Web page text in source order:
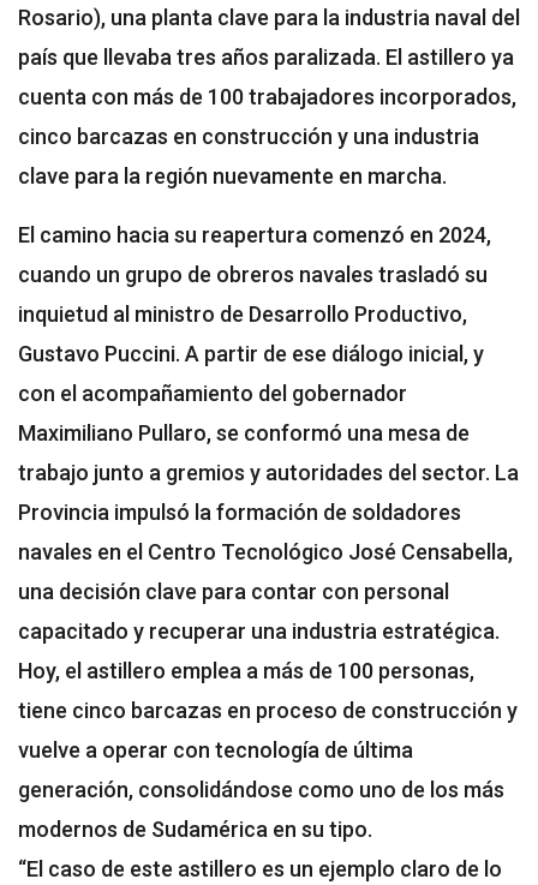
Rosario), una planta clave para la industria naval del
país que llevaba tres años paralizada. El astillero ya
cuenta con más de 100 trabajadores incorporados,
cinco barcazas en construcción y una industria
clave para la región nuevamente en marcha.
El camino hacia su reapertura comenzó en 2024,
cuando un grupo de obreros navales trasladó su
inquietud al ministro de Desarrollo Productivo,
Gustavo Puccini. A partir de ese diálogo inicial, y
con el acompañamiento del gobernador
Maximiliano Pullaro, se conformó una mesa de
trabajo junto a gremios y autoridades del sector. La
Provincia impulsó la formación de soldadores
navales en el Centro Tecnológico José Censabella,
una decisión clave para contar con personal
capacitado y recuperar una industria estratégica.
Hoy, el astillero emplea a más de 100 personas,
tiene cinco barcazas en proceso de construcción y
vuelve a operar con tecnología de última
generación, consolidándose como uno de los más
modernos de Sudamérica en su tipo.
“El caso de este astillero es un ejemplo claro de lo